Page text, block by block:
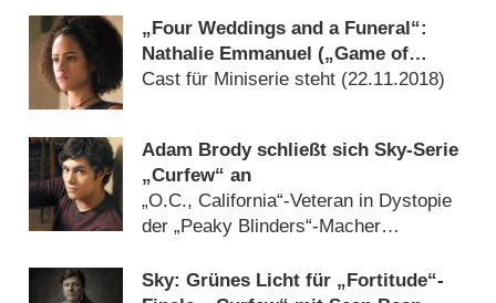
„Four Weddings and a Funeral“:
Nathalie Emmanuel („Game of
Thrones“) mit Hauptrolle, Andie
Cast für Miniserie steht (22.11.2018)
Adam Brody schließt sich Sky-Serie
„Curfew“ an
„O.C., California“-Veteran in Dystopie
der „Peaky Blinders“-Macher
Sky: Grünes Licht für „Fortitude“-